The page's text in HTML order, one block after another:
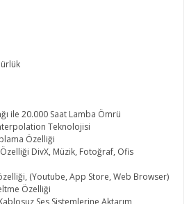
ile 20.000 Saat Lamba Ömrü
Teknolojisi
Özelliği
DivX, Müzik, Fotoğraf, Ofis
(Youtube, App Store, Web Browser)
Özelliği
Ses Sistemlerine Aktarım